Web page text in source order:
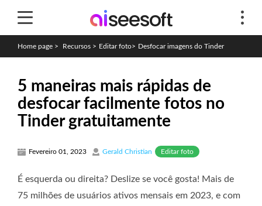
Home page > Recursos > Editar foto> Desfocar imagens do Tinder
5 maneiras mais rápidas de
desfocar facilmente fotos no
Tinder gratuitamente
Fevereiro 01, 2023 Gerald Christian Editar foto
É esquerda ou direita? Deslize se você gosta! Mais de
75 milhões de usuários ativos mensais em 2023, e com